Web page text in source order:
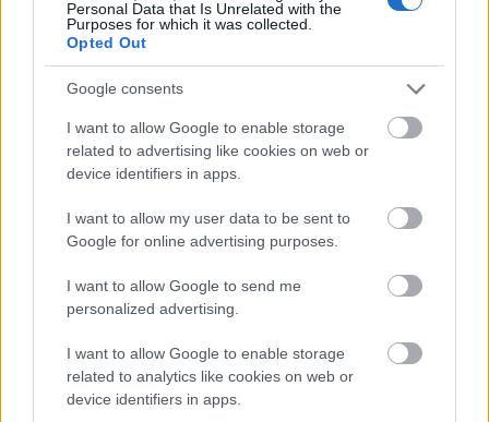
Personal Data that Is Unrelated with the
Purposes for which it was collected.
Opted Out
Google consents
I want to allow Google to enable storage
related to advertising like cookies on web or
device identifiers in apps.
I want to allow my user data to be sent to
Google for online advertising purposes.
I want to allow Google to send me
personalized advertising.
I want to allow Google to enable storage
related to analytics like cookies on web or
device identifiers in apps.
17 Ιουλ 2026 10:31
Δικαίωση για γιατρό του ΕΣΥ: Αποζημίωση 20.000
ευρώ λόγω εργασιακής εξουθένωσης
Κοινωνία
Κρήτη: Συνελήφθη 65χρονος - Χτυπούσε την
28χρονη πρώην σύντροφό του σε ζωντανή
μετάδοση
13 Ιουλ 2026 11:18